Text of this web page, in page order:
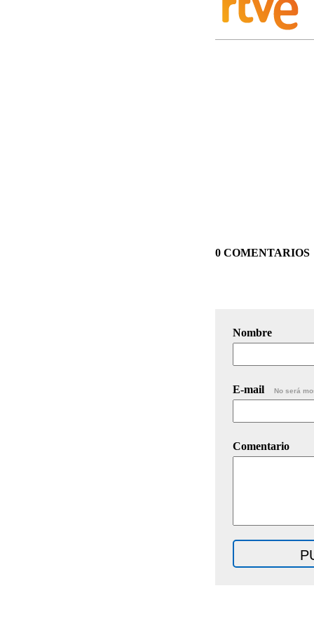
0 COMENTARIOS
Nombre
E-mail No será
Comentario